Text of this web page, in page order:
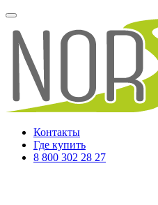
Контакты
Где купить
8 800 302 28 27